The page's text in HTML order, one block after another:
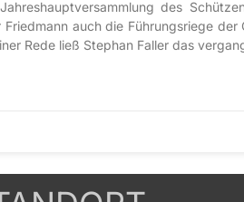
des
auch die Führungsriege
Rede ließ Stephan Faller das